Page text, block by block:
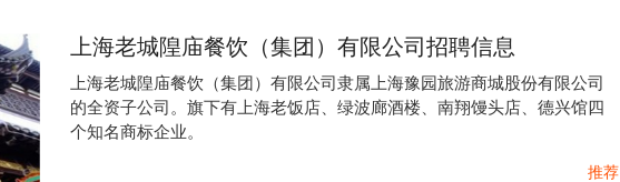
上海老城隍庙餐饮（集团）有限公司招聘信息
上海老城隍庙餐饮（集团）有限公司隶属上海豫园旅游商城股份有限公司
的全资子公司。旗下有上海老饭店、绿波廊酒楼、南翔馒头店、德兴馆四
个知名商标企业。
推荐